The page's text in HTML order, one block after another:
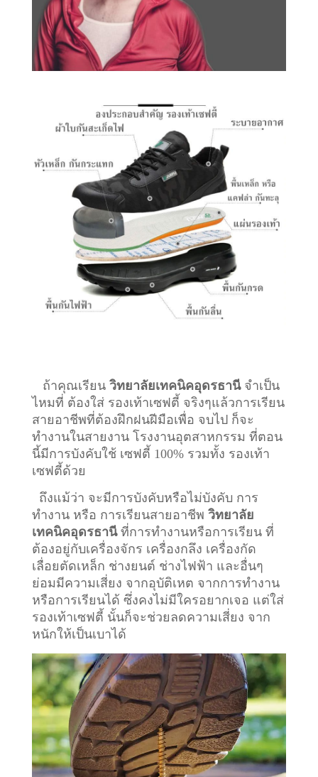
ถ้าคุณเรียน วิทยาลัยเทคนิคอุดรธานีจำเป็น
ไหมที่ ต้องใส่ รองเท้าเซฟตี้ จริงๆแล้วการเรียน
สายอาชีพที่ต้องฝึกฝนฝีมือเพื่อ จบไป ก็จะ
ทำงานในสายงาน โรงงานอุตสาหกรรม ที่ตอน
นี้มีการบังคับใช้ เซฟตี้ 100% รวมทั้ง รองเท้า
เซฟตี้ด้วย
ถึงแม้ว่า จะมีการบังคับหรือไม่บังคับ การ
ทำงาน หรือ การเรียนสายอาชีพ วิทยาลัย
เทคนิคอุดรธานีที่การทำงานหรือการเรียน ที่
ต้องอยู่กับเครื่องจักร เครื่องกลึง เครื่องกัด
เลื่อยตัดเหล็ก ช่างยนต์ ช่างไฟฟ้า และอื่นๆ
ย่อมมีความเสี่ยง จากอุบัติเหต จากการทำงาน
หรือการเรียนได้ ซึ่งคงไม่มีใครอยากเจอ แต่ใส่
รองเท้าเซฟตี้ นั้นก็จะช่วยลดความเสี่ยง จาก
หนักให้เป็นเบาได้